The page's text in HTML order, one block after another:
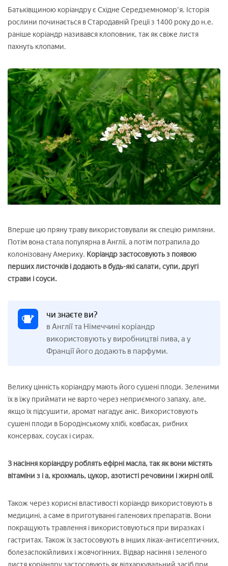
Батьківщиною коріандру є Східне Середземномор'я. Історія
рослини починається в Стародавній Греції з 1400 року до н.е.
раніше коріандр називався клоповник, так як свіже листя
пахнуть клопами.
Вперше цю пряну траву використовували як спецію римляни.
Потім вона стала популярна в Англії, а потім потрапила до
колонізовану Америку. Коріандр застосовують з появою
перших листочків і додають в будь-які салати, супи, другі
страви і соуси.
чи знаєте ви?
в Англії та Німеччині коріандр
використовують у виробництві пива, а у
Франції його додають в парфуми.
Велику цінність коріандру мають його сушені плоди. Зеленими
їх в їжу приймати не варто через неприємного запаху, але,
якщо їх підсушити, аромат нагадує аніс. Використовують
сушені плоди в Бородінському хлібі, ковбасах, рибних
консервах, соусах і сирах.
З насіння коріандру роблять ефірні масла, так як вони містять
вітаміни з і а, крохмаль, цукор, азотисті речовини і жирні олії.
Також через корисні властивості коріандр використовують в
медицині, а саме в приготуванні галенових препаратів. Вони
покращують травлення і використовуються при виразках і
гастритах. Також їх застосовують в інших ліках-антисептичних,
болезаспокійливих і жовчогінних. Відвар насіння і зеленого